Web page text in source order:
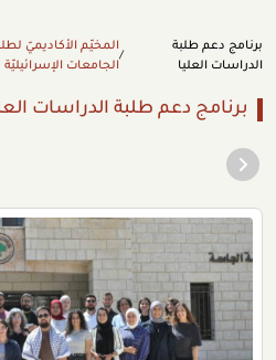
برنامج دعم طلبة
الدراسات العليا
/
المخيّم الأكاديميّ
الجامعات الإسرائيليّة
برنامج دعم طلبة الدراسات